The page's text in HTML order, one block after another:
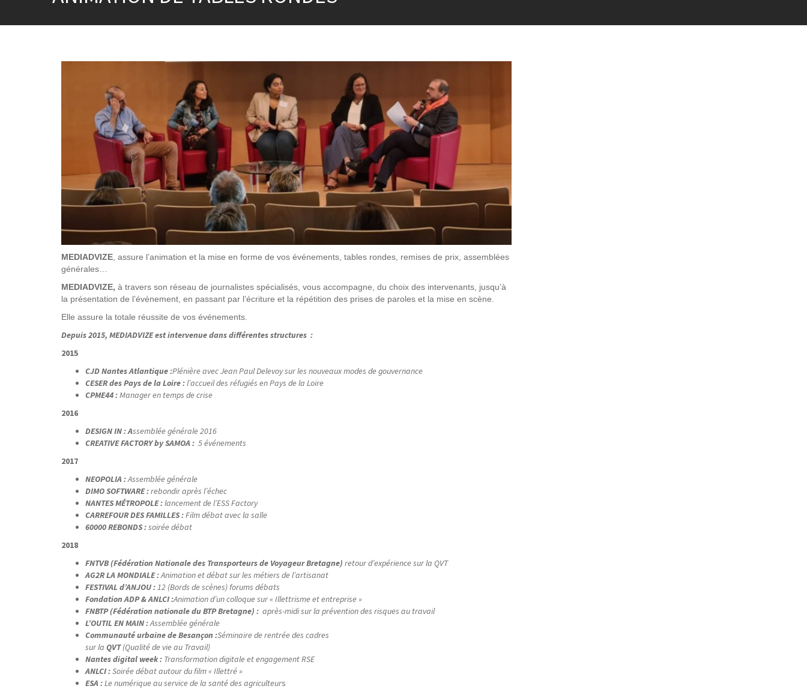
MEDIADVIZE , assure l’animation et la mise en forme de vos événements, tables rondes, remises de prix, assemblées
générales…
MEDIADVIZE, à travers son réseau de journalistes spécialisés, vous accompagne, du choix des intervenants, jusqu’à
la présentation de l’événement, en passant par l’écriture et la répétition des prises de paroles et la mise en scène.
Elle assure la totale réussite de vos événements.
Depuis 2015, MEDIADVIZE est intervenue dans différentes structures :
2015
CJD Nantes Atlantique :Plénière avec Jean PaulDelevoysur les nouveaux modes de gouvernance
CESER des Pays de la Loire :l’accueil des réfugiés en Pays de la Loire
CPME44 :Manager en temps de crise
2016
DESIGN IN : Assemblée générale 2016
CREATIVE FACTORY by SAMOA : 5 événements
2017
NEOPOLIA :Assemblée générale
DIMO SOFTWARE :rebondir après l’échec
NANTES MÉTROPOLE :lancement de l’ESSFactory
CARREFOUR DES FAMILLES :Film débat avec la salle
60000 REBONDS :soirée débat
2018
FNTVB (Fédération Nationale des Transporteurs de Voyageur Bretagne) retour d’expérience sur la QVT
AG2R LA MONDIALE :Animation et débat sur les métiers de l’artisanat
FESTIVAL d’ANJOU : 12 (Bords de scènes) forums débats
Fondation ADP & ANLCI :Animation d’un colloque sur « Illettrisme et entreprise »
FNBTP (Fédération nationale du BTP Bretagne) : après-midi sur la prévention des risques au travail
L’OUTIL EN MAIN :Assemblée générale
Communauté urbaine de Besançon :Séminaire de rentrée des cadres
sur la QVT(Qualité de vie au Travail)
Nantes digital week: Transformation digitale et engagement RSE
ANLCI :Soirée débat autour du film « Illettré »
ESA :Le numérique au service de la santé des agriculteurs